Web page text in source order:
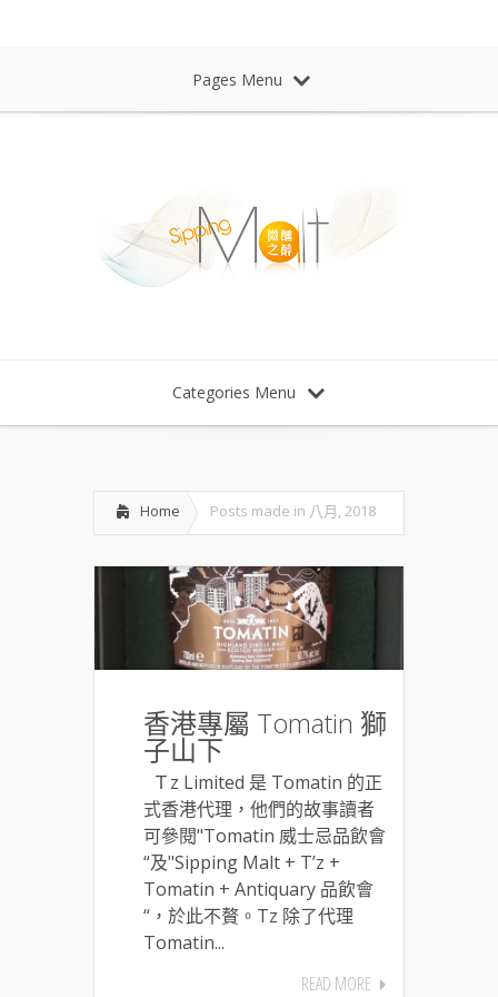
Pages Menu
Categories Menu
Home Posts made in 八月, 2018
香港專屬 Tomatin 獅
子山下
Ｔz Limited 是 Tomatin 的正
式香港代理，他們的故事讀者
可參閱"Tomatin 威士忌品飲會
“及"Sipping Malt + T’z +
Tomatin + Antiquary 品飲會
“，於此不贅。Tz 除了代理
Tomatin...
READ MORE